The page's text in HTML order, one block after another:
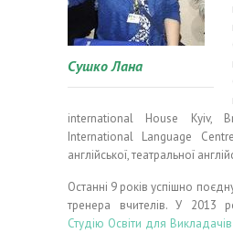
Сушко Лана
international House Kyiv,
International Language
англійської, театральної
Останні 9 років успішно
тренера вчителів. У 2013
Студію Освіти для